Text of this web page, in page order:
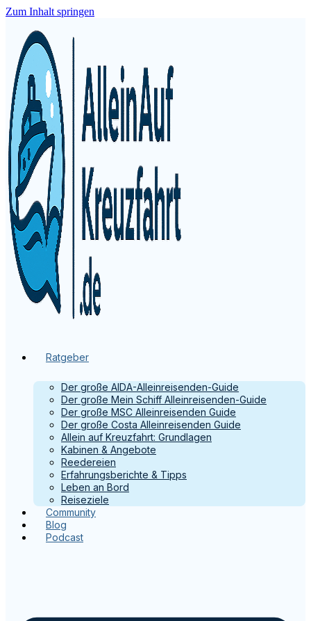
Zum Inhalt springen
Ratgeber
Der große AIDA-Alleinreisenden-Guide
Der große Mein Schiff Alleinreisenden-Guide
Der große MSC Alleinreisenden Guide
Der große Costa Alleinreisenden Guide
Allein auf Kreuzfahrt: Grundlagen
Kabinen & Angebote
Reedereien
Erfahrungsberichte & Tipps
Leben an Bord
Reiseziele
Community
Blog
Podcast